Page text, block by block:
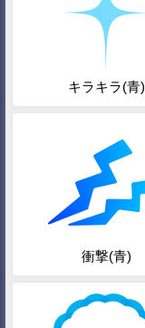
キラキラ(青)
衝撃(青)